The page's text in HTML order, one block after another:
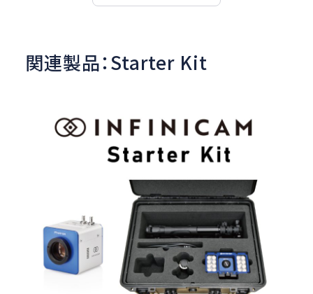
関連製品：Starter Kit